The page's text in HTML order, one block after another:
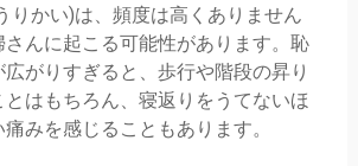
りかい)は、頻度は高くありません
さんに起こる可能性があります。恥
がりすぎると、歩行や階段の昇り
とはもちろん、寝返りをうてないほ
みを感じることもあります。